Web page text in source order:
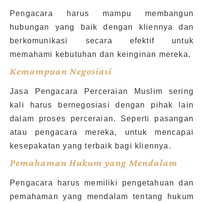
Pengacara harus mampu membangun
hubungan yang baik dengan kliennya dan
berkomunikasi secara efektif untuk
memahami kebutuhan dan keinginan mereka.
Kemampuan Negosiasi
Jasa Pengacara Perceraian Muslim sering
kali harus bernegosiasi dengan pihak lain
dalam proses perceraian. Seperti pasangan
atau pengacara mereka, untuk mencapai
kesepakatan yang terbaik bagi kliennya.
Pemahaman Hukum yang Mendalam
Pengacara harus memiliki pengetahuan dan
pemahaman yang mendalam tentang hukum